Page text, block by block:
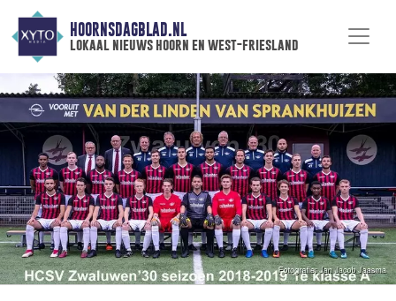
HOORNSDAGBLAD.NL
lokaal nieuws hoorn en west-friesland